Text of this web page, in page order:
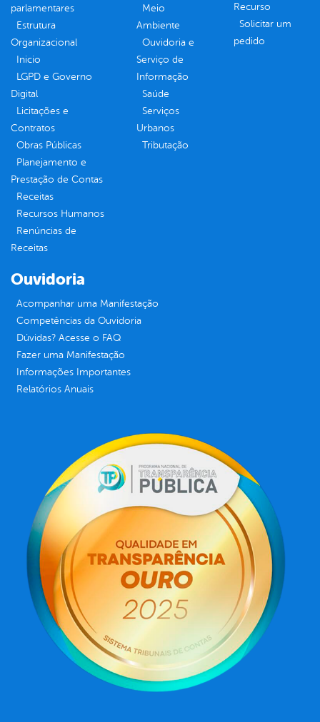
parlamentares
Estrutura
Organizacional
Inicio
LGPD e Governo
Digital
Licitações e
Contratos
Obras Públicas
Planejamento e
Prestação de Contas
Receitas
Recursos Humanos
Renúncias de
Receitas
Meio
Ambiente
Ouvidoria e
Serviço de
Informação
Saúde
Serviços
Urbanos
Tributação
Recurso
Solicitar um
pedido
Ouvidoria
Acompanhar uma Manifestação
Competências da Ouvidoria
Dúvidas? Acesse o FAQ
Fazer uma Manifestação
Informações Importantes
Relatórios Anuais